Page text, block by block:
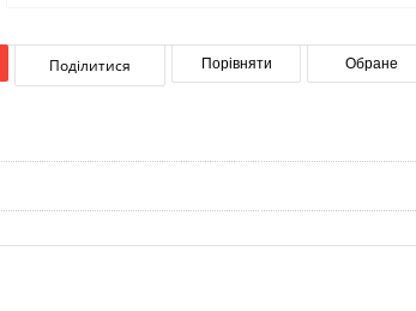
Поділитися Порівняти Обране